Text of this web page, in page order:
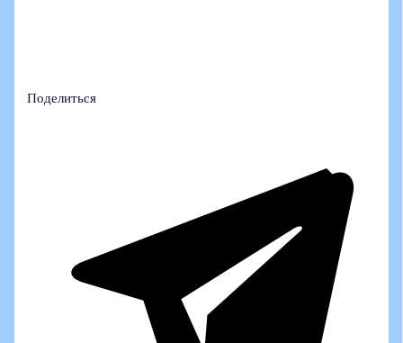
Поделиться